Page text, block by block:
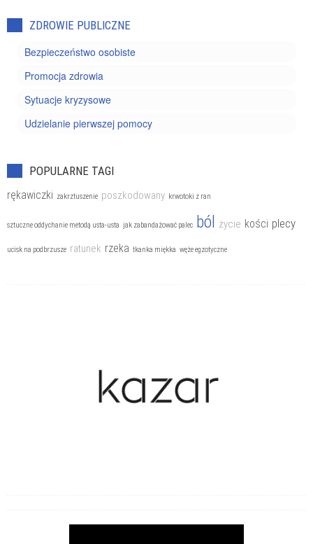
ZDROWIE PUBLICZNE
Bezpieczeństwo osobiste
Promocja zdrowia
Sytuacje kryzysowe
Udzielanie pierwszej pomocy
POPULARNE TAGI
rękawiczki zakrztuszenie poszkodowany krwotoki z ran
sztuczne oddychanie metodą usta-usta jak zabandażować palec ból życie kości plecy
ucisk na podbrzusze ratunek rzeka tkanka miękka węże egzotyczne